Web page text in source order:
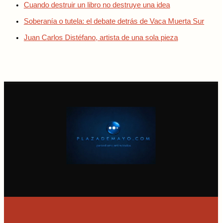
Cuando destruir un libro no destruye una idea
Soberanía o tutela: el debate detrás de Vaca Muerta Sur
Juan Carlos Distéfano, artista de una sola pieza